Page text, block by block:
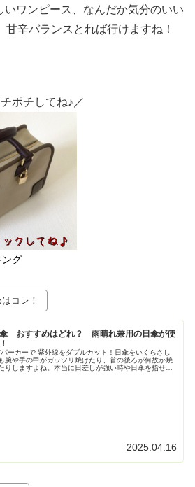
いワンピース、なんだか気分のいい
辛バランスとれば行けますね！
ポチしてね♪／
ング
コレ！
傘 おすすめはどれ？ 雨晴れ兼用の日傘が便
ーカーで 紫外線をダブルカット！日傘をいくらさし
腕や手の甲がガッツリ焼けたり、首の後ろが何故か焼
りしますよね。本当に日差しが強い時や日傘を指せな
2025.04.16